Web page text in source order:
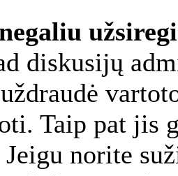
diskusijų
Taip pat jis
norite